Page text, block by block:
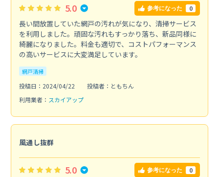
5.0 参考になった 0
長い間放置していた網戸の汚れが気になり、清掃サービス
を利用しました。頑固な汚れもすっかり落ち、新品同様に
綺麗になりました。料金も適切で、コストパフォーマンス
の高いサービスに大変満足しています。
網戸清掃
投稿日：2024/04/22
投稿者：ともちん
利用業者： スカイアップ
風通し抜群
5.0 参考になった 0